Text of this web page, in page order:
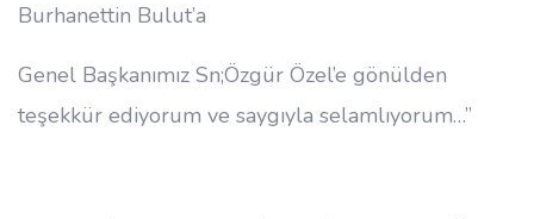
Burhanettin Bulut’a
Genel Başkanımız Sn;Özgür Özel’e gönülden
teşekkür ediyorum ve saygıyla selamlıyorum…”